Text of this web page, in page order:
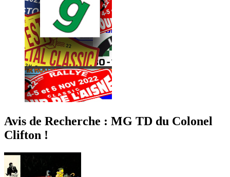
Avis de Recherche : MG TD du Colonel
Clifton !